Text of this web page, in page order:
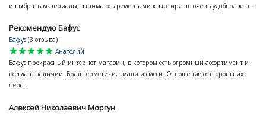
и выбрать материалы, занимаюсь ремонтами квартир, это очень удобно, не н...
Рекомендую Бафус
Бафус (3 отзыва)
star
star
star
star
star
Анатолий
Бафус прекрасный интернет магазин, в котором есть огромный ассортимент и
всегда в наличии. Брал герметики, эмали и смеси. Отношение со стороны их
перс...
Алексей Николаевич Моргун